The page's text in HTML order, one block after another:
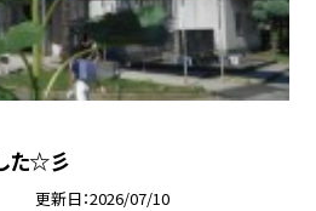
た☆彡
更新日 2026/07/10